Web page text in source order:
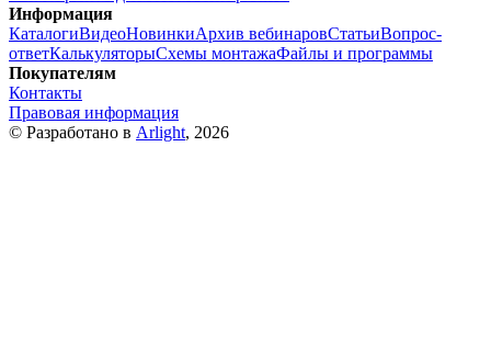
Информация
КаталогиВидеоНовинкиАрхив вебинаровСтатьиВопрос-
ответКалькуляторыСхемы монтажаФайлы и программы
Покупателям
Контакты
Правовая информация
© Разработано в Arlight, 2026